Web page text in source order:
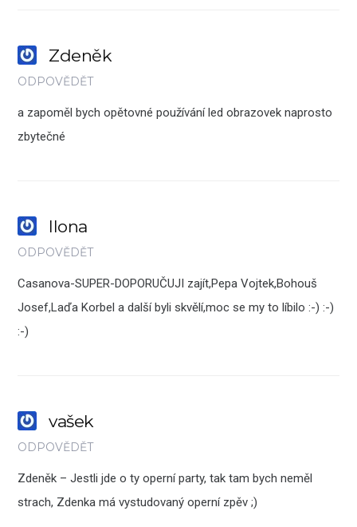
Zdeněk
ODPOVĚDĚT
a zapoměl bych opětovné používání led obrazovek naprosto
zbytečné
Ilona
ODPOVĚDĚT
Casanova-SUPER-DOPORUČUJI zajít,Pepa Vojtek,Bohouš
Josef,Laďa Korbel a další byli skvělí,moc se my to líbilo :-) :-)
:-)
vašek
ODPOVĚDĚT
Zdeněk – Jestli jde o ty operní party, tak tam bych neměl
strach, Zdenka má vystudovaný operní zpěv ;)